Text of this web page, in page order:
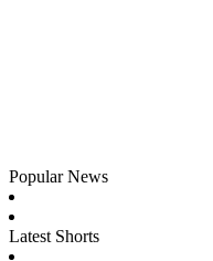
Popular News
Latest Shorts